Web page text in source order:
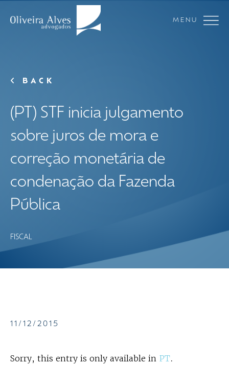
MENU
BACK
(PT) STF inicia julgamento
sobre juros de mora e
correção monetária de
condenação da Fazenda
Pública
FISCAL
11/12/2015
Sorry, this entry is only available in PT.